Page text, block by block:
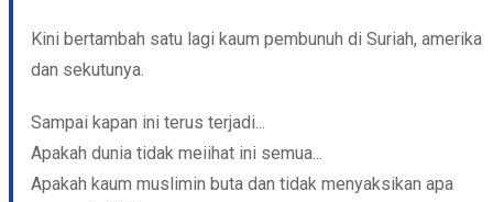
Kini bertambah satu lagi kaum pembunuh di Suriah, amerika
dan sekutunya.
Sampai kapan ini terus terjadi...
Apakah dunia tidak meiihat ini semua...
Apakah kaum muslimin buta dan tidak menyaksikan apa